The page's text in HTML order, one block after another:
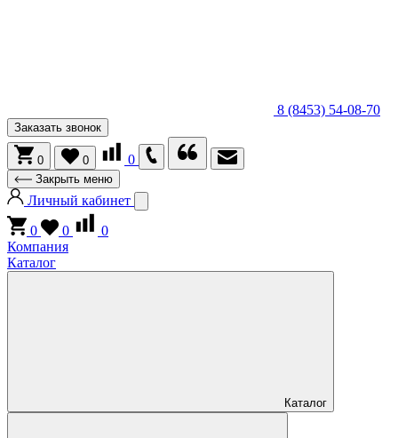
8 (8453) 54-08-70
Заказать звонок
0 0 0
Закрыть меню
Личный кабинет
0
0
0
Компания
Каталог
Каталог